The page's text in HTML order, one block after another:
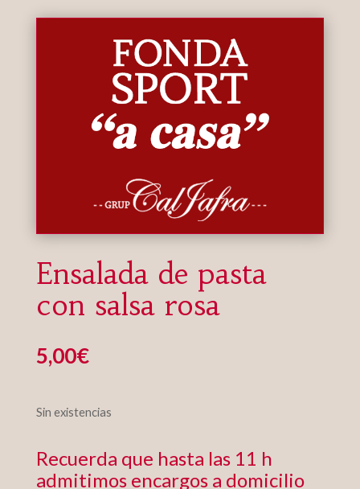
Ensalada de pasta
con salsa rosa
5,00€
Sin existencias
Recuerda que hasta las 11 h
admitimos encargos a domicilio